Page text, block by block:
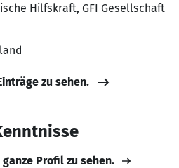
Hilfskraft, GFI Gesellschaft
zu sehen.
Profil zu sehen.